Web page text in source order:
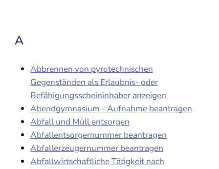
A
Abbrennen von pyrotechnischen
Gegenständen als Erlaubnis- oder
Befähigungsscheininhaber anzeigen
Abendgymnasium - Aufnahme beantragen
Abfall und Müll entsorgen
Abfallentsorgernummer beantragen
Abfallerzeugernummer beantragen
Abfallwirtschaftliche Tätigkeit nach